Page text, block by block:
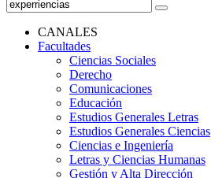
CANALES
Facultades
Ciencias Sociales
Derecho
Comunicaciones
Educación
Estudios Generales Letras
Estudios Generales Ciencias
Ciencias e Ingeniería
Letras y Ciencias Humanas
Gestión y Alta Dirección